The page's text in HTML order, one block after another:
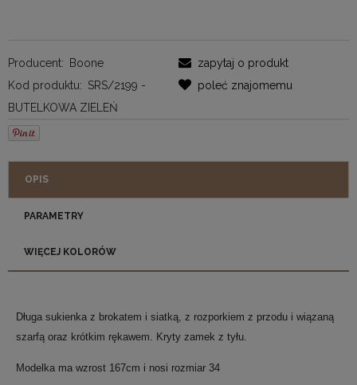
Producent:
Boone
Kod produktu: SRS/2199 -
BUTELKOWA ZIELEŃ
zapytaj o produkt
poleć znajomemu
OPIS
PARAMETRY
WIĘCEJ KOLORÓW
Długa sukienka z brokatem i siatką, z rozporkiem z przodu i wiązaną
szarfą oraz krótkim rękawem.
Kryty zamek z tyłu.
Modelka ma wzrost 167cm i nosi rozmiar 34